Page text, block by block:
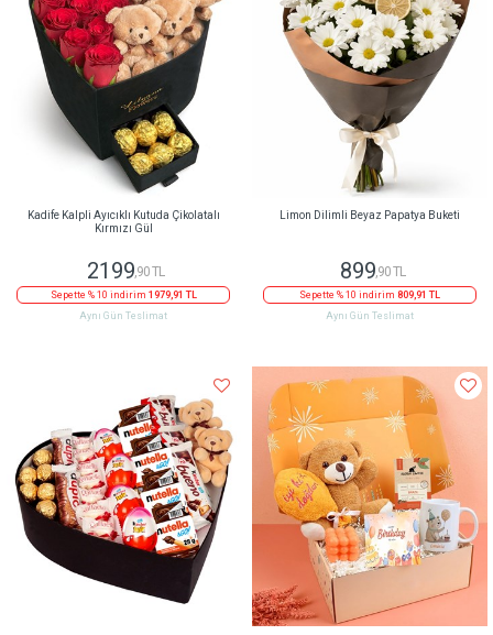
Kadife Kalpli Ayıcıklı Kutuda Çikolatalı
Kırmızı Gül
2199,90 TL
Sepette % 10 indirim 1979,91 TL
Aynı Gün Teslimat
Limon Dilimli Beyaz Papatya Buketi
899,90 TL
Sepette % 10 indirim 809,91 TL
Aynı Gün Teslimat